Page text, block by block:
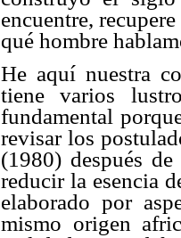
encuentre,
qué hombre
He aquí nuestra
tiene varios
fundamental
revisar los
(1980) después
reducir la esencia
elaborado por
mismo origen